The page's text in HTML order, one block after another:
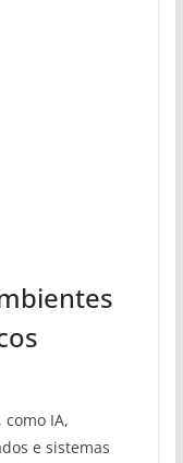
como IA,
e sistemas